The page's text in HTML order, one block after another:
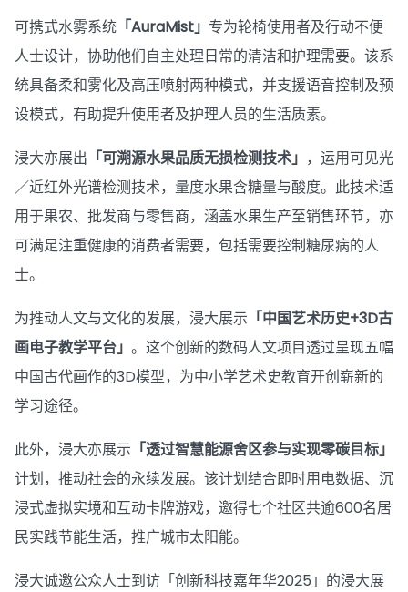
可携式水雾系统 「AuraMist」 专为轮椅使用者及行动不便
人士设计，协助他们自主处理日常的清洁和护理需要。该系
统具备柔和雾化及高压喷射两种模式，并支援语音控制及预
设模式，有助提升使用者及护理人员的生活质素。
浸大亦展出 「可溯源水果品质无损检测技术」 ，运用可见光
／近红外光谱检测技术，量度水果含糖量与酸度。此技术适
用于果农、批发商与零售商，涵盖水果生产至销售环节，亦
可满足注重健康的消费者需要，包括需要控制糖尿病的人
士。
为推动人文与文化的发展，浸大展示 「中国艺术历史+3D古
画电子教学平台」 。这个创新的数码人文项目透过呈现五幅
中国古代画作的3D模型，为中小学艺术史教育开创崭新的
学习途径。
此外，浸大亦展示 「透过智慧能源舍区参与实现零碳目标」
计划，推动社会的永续发展。该计划结合即时用电数据、沉
浸式虚拟实境和互动卡牌游戏，邀得七个社区共逾600名居
民实践节能生活，推广城市太阳能。
浸大诚邀公众人士到访「创新科技嘉年华2025」的浸大展